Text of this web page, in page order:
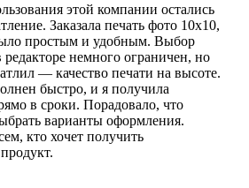
этой компании остались
Заказала печать фото 10х10,
простым и удобным. Выбор
редакторе немного ограничен, но
— качество печати на высоте.
быстро, и я получила
в сроки. Порадовало, что
варианты оформления.
кто хочет получить